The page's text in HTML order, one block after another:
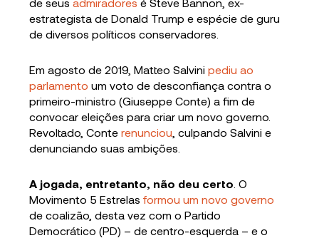
estrategista de Donald Trump e espécie de guru
de diversos políticos conservadores.
Em agosto de 2019, Matteo Salvinipediu ao
parlamento um voto de desconfiança contra o
primeiro-ministro (Giuseppe Conte) a fim de
convocar eleições para criar um novo governo.
Revoltado, Conterenunciou , culpando Salvini e
denunciando suas ambições.
A jogada, entretanto, não deu certo . O
Movimento 5 Estrelasformou um novo governo
de coalizão, desta vez com o Partido
Democrático (PD) – de centro-esquerda – e o